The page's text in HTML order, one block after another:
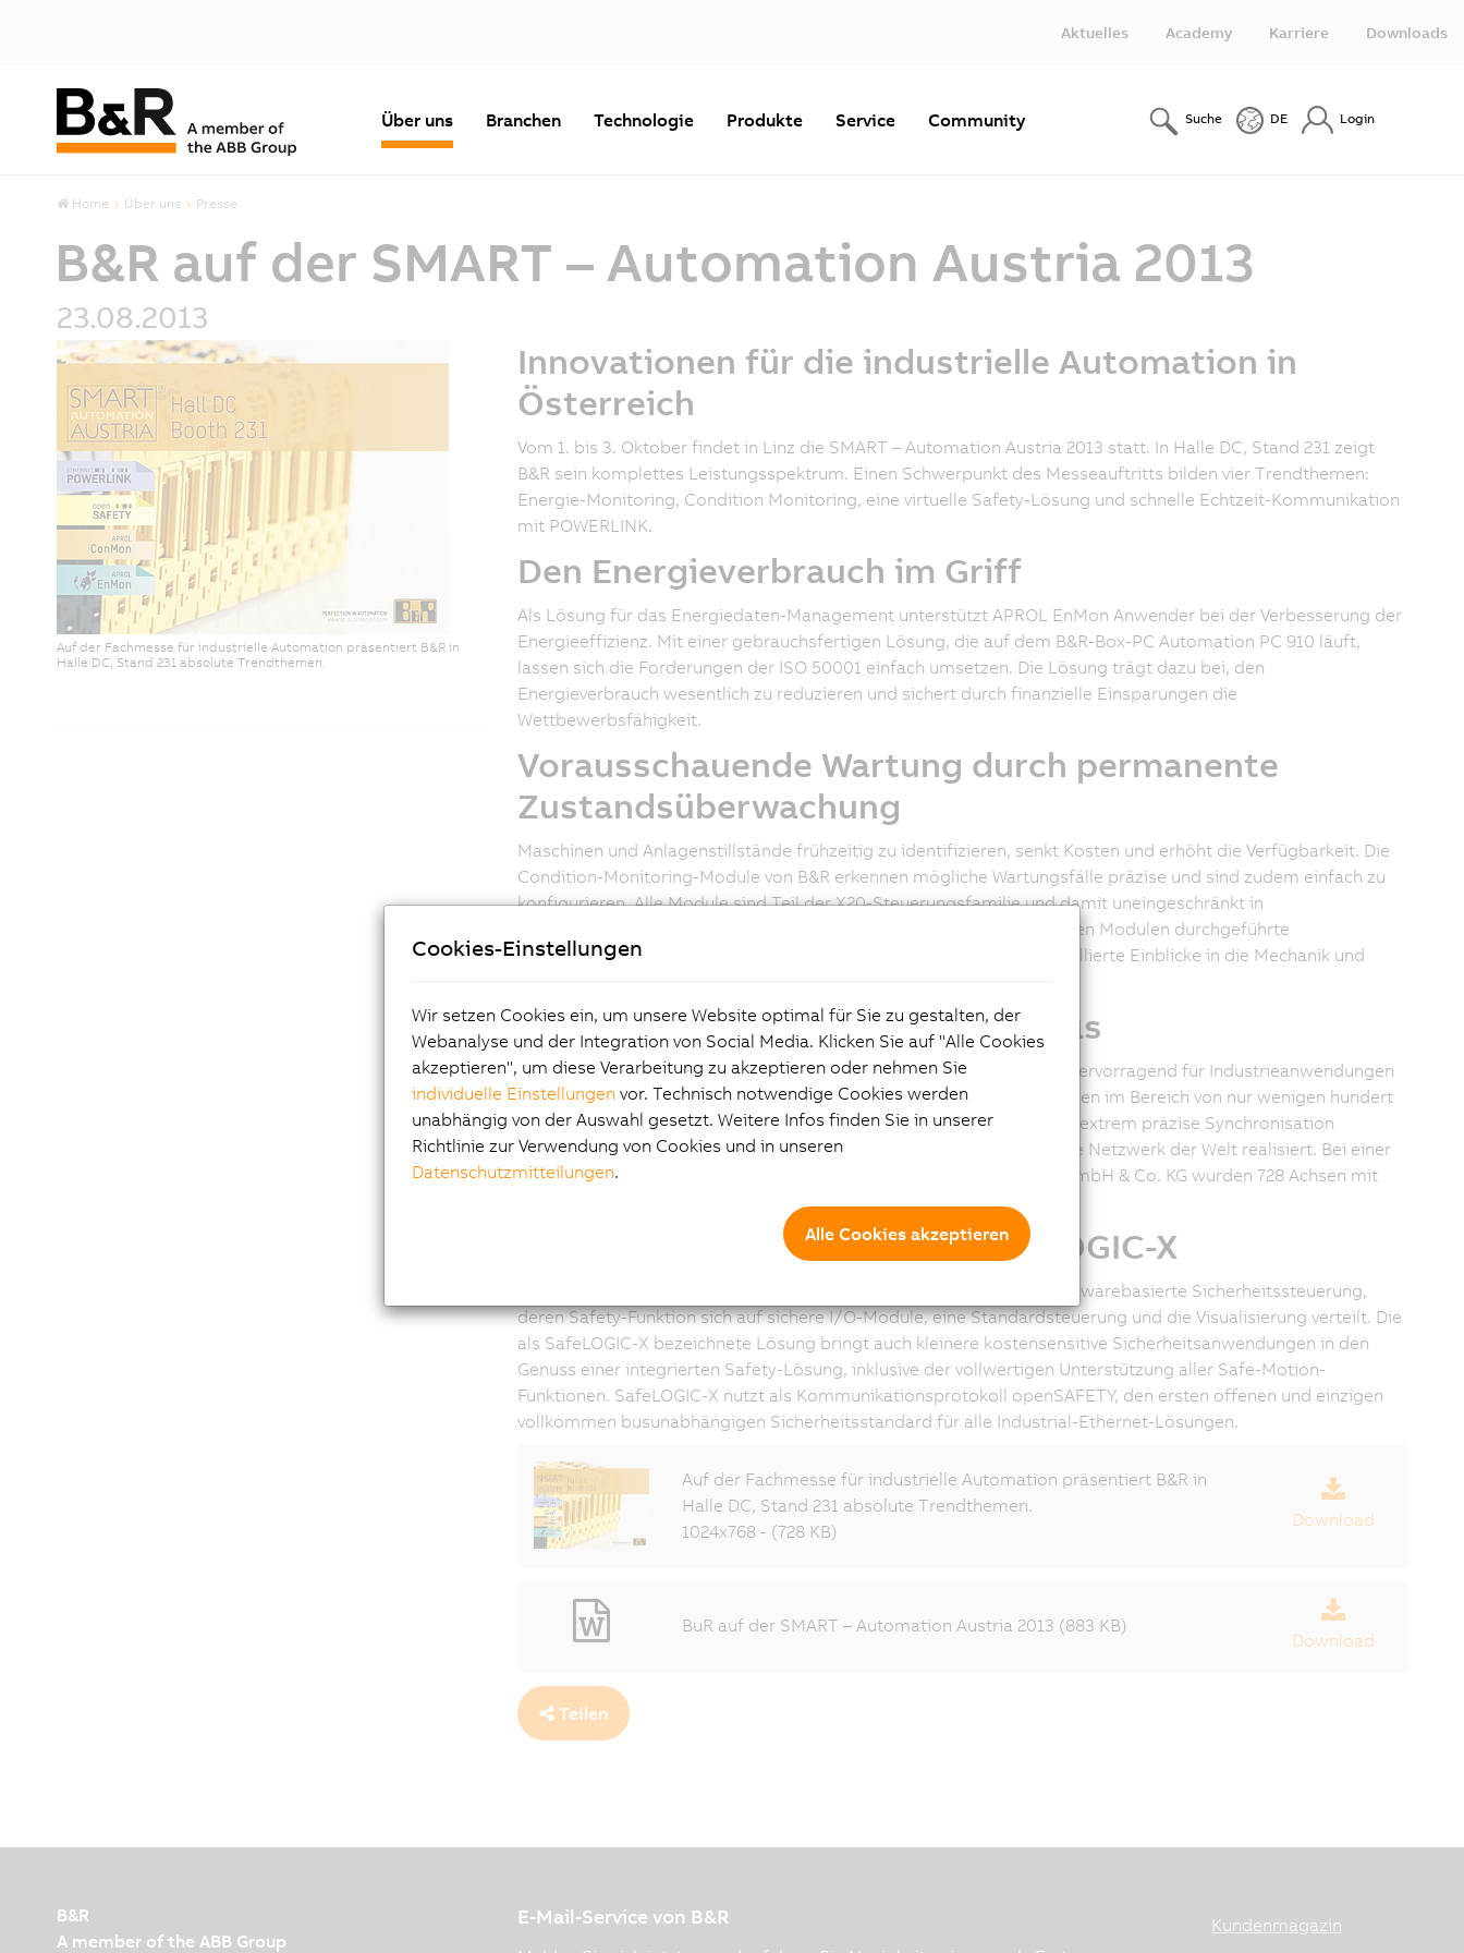
Aktuelles Academy Karriere Downloads
Über uns Branchen Technologie Produkte Service Community Suche DE Login
Home Über uns Presse
B&R auf der SMART – Automation Austria 2013
23.08.2013
Auf der Fachmesse für industrielle Automation präsentiert B&R in
Halle DC, Stand 231 absolute Trendthemen.
Innovationen für die industrielle Automation in
Österreich
Vom 1. bis 3. Oktober findet in Linz die SMART – Automation Austria 2013 statt. In Halle DC, Stand 231 zeigt
B&R sein komplettes Leistungsspektrum. Einen Schwerpunkt des Messeauftritts bilden vier Trendthemen:
Energie-Monitoring, Condition Monitoring, eine virtuelle Safety-Lösung und schnelle Echtzeit-Kommunikation
mit POWERLINK.
Den Energieverbrauch im Griff
Als Lösung für das Energiedaten-Management unterstützt APROL EnMon Anwender bei der Verbesserung der
Energieeffizienz. Mit einer gebrauchsfertigen Lösung, die auf dem B&R-Box-PC Automation PC 910 läuft,
lassen sich die Forderungen der ISO 50001 einfach umsetzen. Die Lösung trägt dazu bei, den
Energieverbrauch wesentlich zu reduzieren und sichert durch finanzielle Einsparungen die
Wettbewerbsfähigkeit.
Vorausschauende Wartung durch permanente
Zustandsüberwachung
Maschinen und Anlagenstillstände frühzeitig zu identifizieren, senkt Kosten und erhöht die Verfügbarkeit. Die
Condition-Monitoring-Module von B&R erkennen mögliche Wartungsfälle präzise und sind zudem einfach zu
konfigurieren. Alle Module sind Teil der X20-Steuerungsfamilie und damit uneingeschränkt in
Steuerungstopologien verwendbar. Die Besonderheit ist die lokal in den Modulen durchgeführte
Schwingungsanalyse. Fertig aufbereitete Resultate ermöglichen detaillierte Einblicke in die Mechanik und
POWERLINK – 728 Achsen in 400 µs
POWERLINK eignet sich aufgrund seiner spezifischen Eigenschaften hervorragend für Industrieanwendungen
mit harter Echtzeit. Der Ethernet-Standard weist Kommunikationszyklen im Bereich von nur wenigen hundert
Mikrosekunden auf. Die Verwendung von Querverkehr ermöglicht eine extrem präzise Synchronisation
mehrerer Achsen. Daher wurde mit POWERLINK das bislang schnellste Netzwerk der Welt realisiert. Bei einer
zweidimensionalen Folienstreckanlage der Brückner Maschinenbau GmbH & Co. KG wurden 728 Achsen mit
Virtuelle Safety-Steuerung SafeLOGIC-X
Für sichere Automatisierungs-Anwendungen präsentiert B&R eine softwarebasierte Sicherheitssteuerung,
deren Safety-Funktion sich auf sichere I/O-Module, eine Standardsteuerung und die Visualisierung verteilt. Die
als SafeLOGIC-X bezeichnete Lösung bringt auch kleinere kostensensitive Sicherheitsanwendungen in den
Genuss einer integrierten Safety-Lösung, inklusive der vollwertigen Unterstützung aller Safe-Motion-
Funktionen. SafeLOGIC-X nutzt als Kommunikationsprotokoll openSAFETY, den ersten offenen und einzigen
vollkommen busunabhängigen Sicherheitsstandard für alle Industrial-Ethernet-Lösungen.
Auf der Fachmesse für industrielle Automation präsentiert B&R in
Halle DC, Stand 231 absolute Trendthemen.
1024x768 - (728 KB)
Download
BuR auf der SMART – Automation Austria 2013 (883 KB)
Download
Teilen
B&R
A member of the ABB Group
E-Mail-Service von B&R Kundenmagazin
Cookies-Einstellungen
Wir setzen Cookies ein, um unsere Website optimal für Sie zu gestalten, der
Webanalyse und der Integration von Social Media. Klicken Sie auf "Alle Cookies
akzeptieren", um diese Verarbeitung zu akzeptieren oder nehmen Sie
individuelle Einstellungen vor. Technisch notwendige Cookies werden
unabhängig von der Auswahl gesetzt. Weitere Infos finden Sie in unserer
Richtlinie zur Verwendung von Cookies und in unseren
Datenschutzmitteilungen.
Alle Cookies akzeptieren